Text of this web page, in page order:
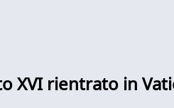
XVI rientrato in